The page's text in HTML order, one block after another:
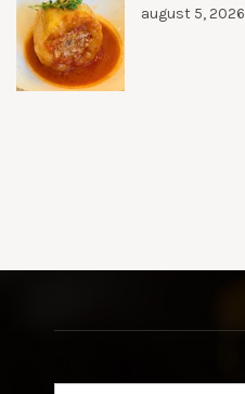
august 5, 2026
Search